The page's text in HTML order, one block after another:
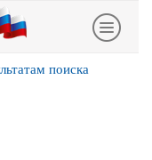
поиска